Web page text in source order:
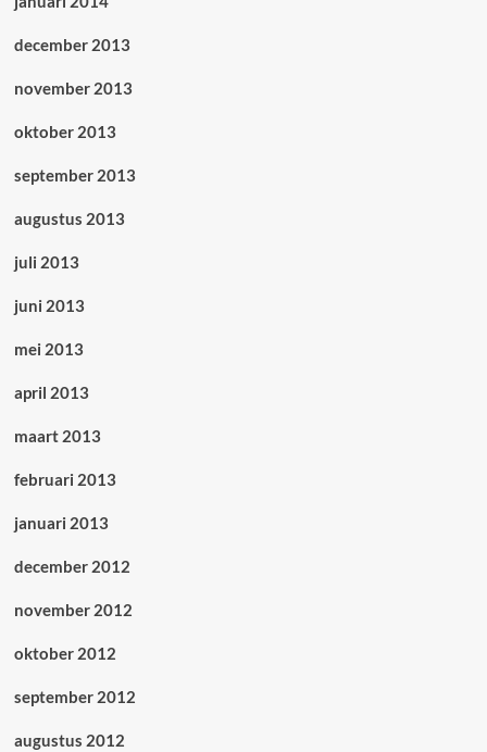
december 2013
november 2013
oktober 2013
september 2013
augustus 2013
juli 2013
juni 2013
mei 2013
april 2013
maart 2013
februari 2013
januari 2013
december 2012
november 2012
oktober 2012
september 2012
augustus 2012